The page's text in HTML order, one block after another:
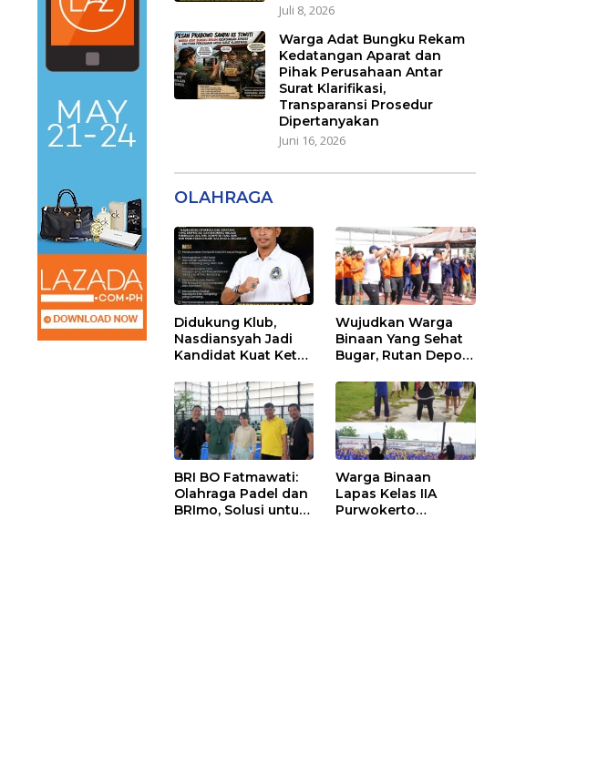
Juli 8, 2026
Warga Adat Bungku Rekam
Kedatangan Aparat dan
Pihak Perusahaan Antar
Surat Klarifikasi,
Transparansi Prosedur
Dipertanyakan
Juni 16, 2026
OLAHRAGA
Didukung Klub,
Nasdiansyah Jadi
Kandidat Kuat Ketua
Wujudkan Warga
Binaan Yang Sehat
Bugar, Rutan Depok
Bersama
BRI BO Fatmawati:
Olahraga Padel dan
BRImo, Solusi untuk
Warga Binaan
Lapas Kelas IIA
Purwokerto